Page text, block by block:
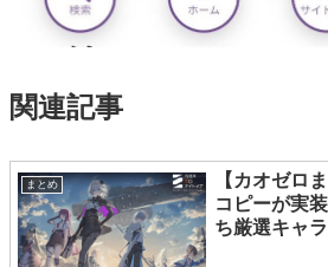
関連記事
まとめ
【カオゼロ
コピーが実
ち厳選キャ